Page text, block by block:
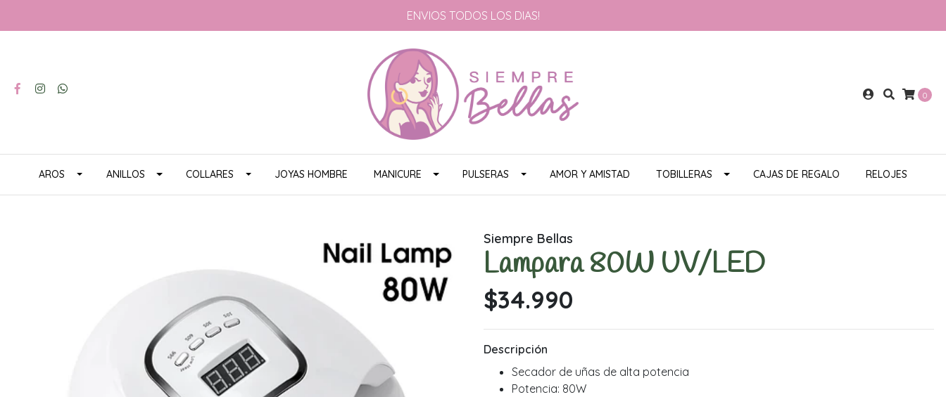
ENVIOS TODOS LOS DIAS!
0
AROS ANILLOS COLLARES JOYAS HOMBRE MANICURE PULSERAS AMOR Y AMISTAD TOBILLERAS CAJAS DE REGALO RELOJES
Siempre Bellas
Lampara 80W UV/LED
$34.990
Descripción
Secador de uñas de alta potencia
Potencia: 80W